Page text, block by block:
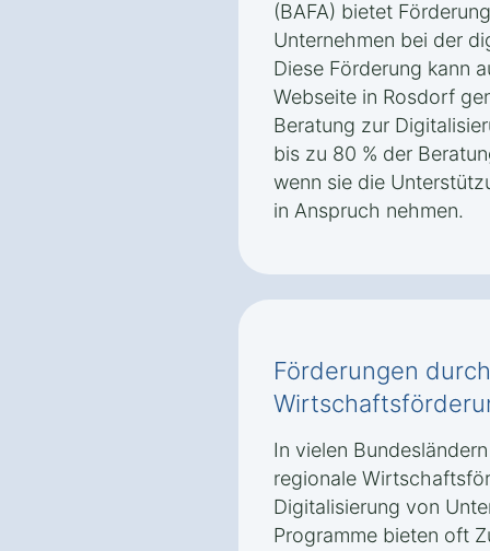
(BAFA) bietet
Unternehmen bei der
Diese Förderung kann
Webseite in Rosdorf
Beratung zur
bis zu 80 % der
wenn sie die
in Anspruch nehmen.
Förderungen
In vielen
regionale
Digitalisierung von
Programme bieten oft